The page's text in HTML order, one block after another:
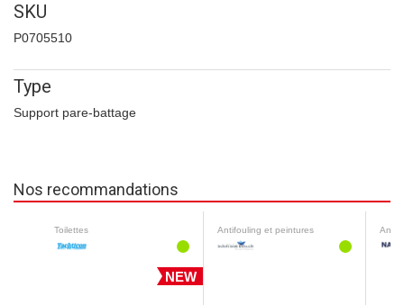
SKU
P0705510
Type
Support pare-battage
Nos recommandations
Toilettes
NEW
Antifouling et peintures